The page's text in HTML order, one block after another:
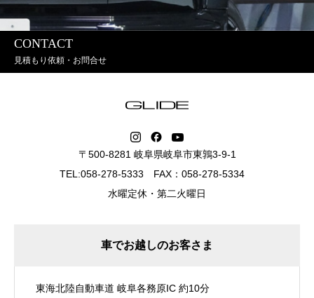
CONTACT
見積もり依頼・お問合せ
〒500-8281 岐阜県岐阜市東鶉3-9-1
TEL:058-278-5333 FAX：058-278-5334
水曜定休・第二火曜日
車でお越しのお客さま
東海北陸自動車道 岐阜各務原IC 約10分